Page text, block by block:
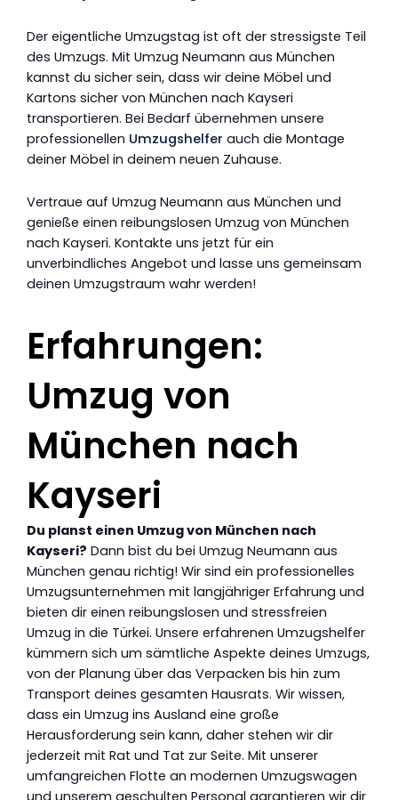
Der eigentliche Umzugstag ist oft der stressigste Teil
des Umzugs. Mit Umzug Neumann aus München
kannst du sicher sein, dass wir deine Möbel und
Kartons sicher von München nach Kayseri
transportieren. Bei Bedarf übernehmen unsere
professionellen Umzugshelfer auch die Montage
deiner Möbel in deinem neuen Zuhause.
Vertraue auf Umzug Neumann aus München und
genieße einen reibungslosen Umzug von München
nach Kayseri. Kontakte uns jetzt für ein
unverbindliches Angebot und lasse uns gemeinsam
deinen Umzugstraum wahr werden!
Erfahrungen:
Umzug von
München nach
Kayseri
Du planst einen Umzug von München nach
Kayseri? Dann bist du bei Umzug Neumann aus
München genau richtig! Wir sind ein professionelles
Umzugsunternehmen mit langjähriger Erfahrung und
bieten dir einen reibungslosen und stressfreien
Umzug in die Türkei. Unsere erfahrenen Umzugshelfer
kümmern sich um sämtliche Aspekte deines Umzugs,
von der Planung über das Verpacken bis hin zum
Transport deines gesamten Hausrats. Wir wissen,
dass ein Umzug ins Ausland eine große
Herausforderung sein kann, daher stehen wir dir
jederzeit mit Rat und Tat zur Seite. Mit unserer
umfangreichen Flotte an modernen Umzugswagen